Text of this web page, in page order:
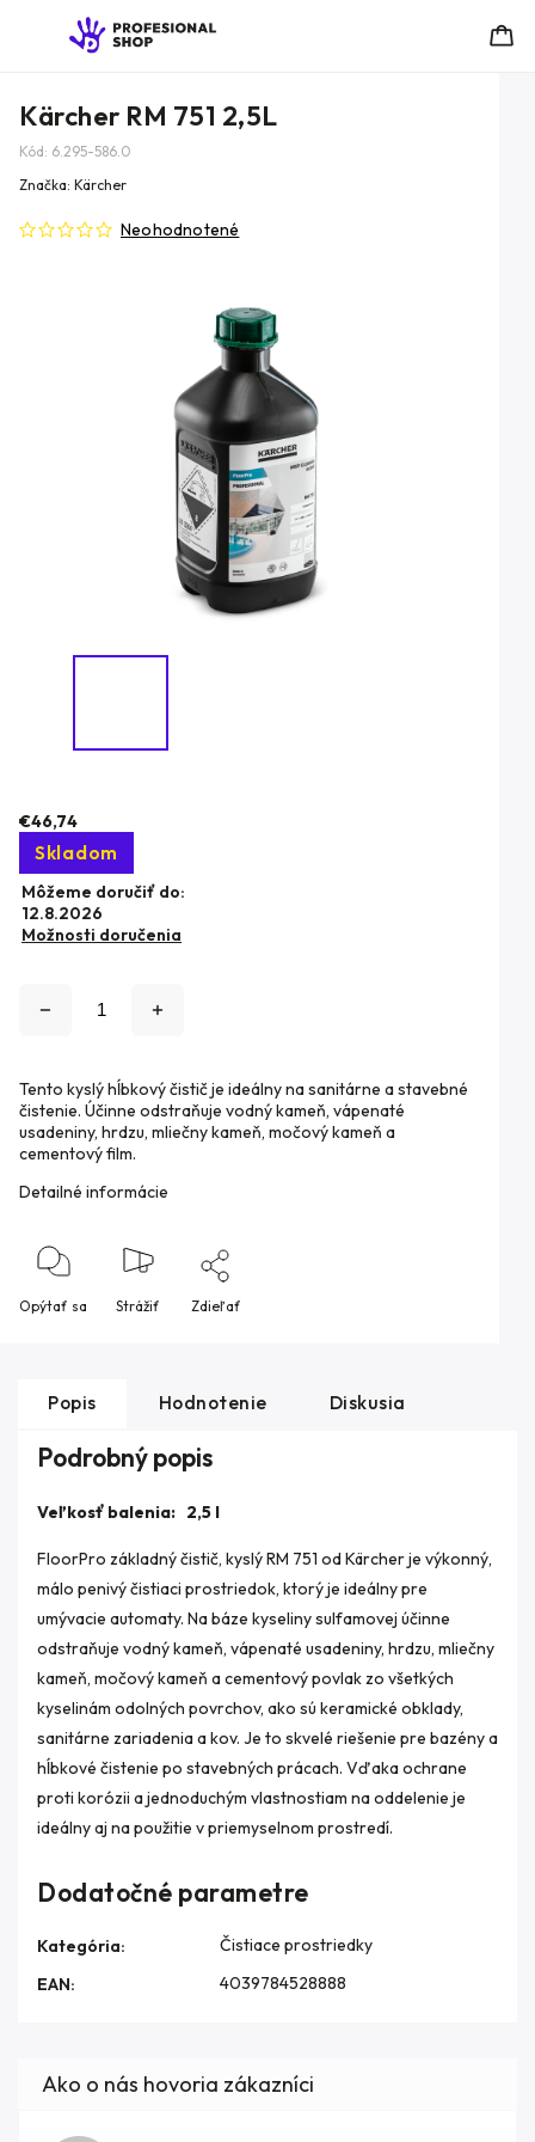
Kärcher RM 751 2,5L
Kód: 6.295-586.0
Neohodnotené
Značka: Kärcher
€46,74
Skladom
Môžeme doručiť do:
12.8.2026
Možnosti doručenia
Tento kyslý hĺbkový čistič je ideálny na sanitárne a stavebné
čistenie. Účinne odstraňuje vodný kameň, vápenaté
usadeniny, hrdzu, mliečny kameň, močový kameň a
cementový film.
Detailné informácie
Opýtať sa Strážiť Zdieľať
Popis Hodnotenie Diskusia
Podrobný popis
Veľkosť balenia: 2,5 l
FloorPro základný čistič, kyslý RM 751 od Kärcher je výkonný,
málo penivý čistiaci prostriedok, ktorý je ideálny pre
umývacie automaty. Na báze kyseliny sulfamovej účinne
odstraňuje vodný kameň, vápenaté usadeniny, hrdzu, mliečny
kameň, močový kameň a cementový povlak zo všetkých
kyselinám odolných povrchov, ako sú keramické obklady,
sanitárne zariadenia a kov. Je to skvelé riešenie pre bazény a
hĺbkové čistenie po stavebných prácach. Vďaka ochrane
proti korózii a jednoduchým vlastnostiam na oddelenie je
ideálny aj na použitie v priemyselnom prostredí.
Dodatočné parametre
Kategória:
Čistiace prostriedky
EAN: 4039784528888